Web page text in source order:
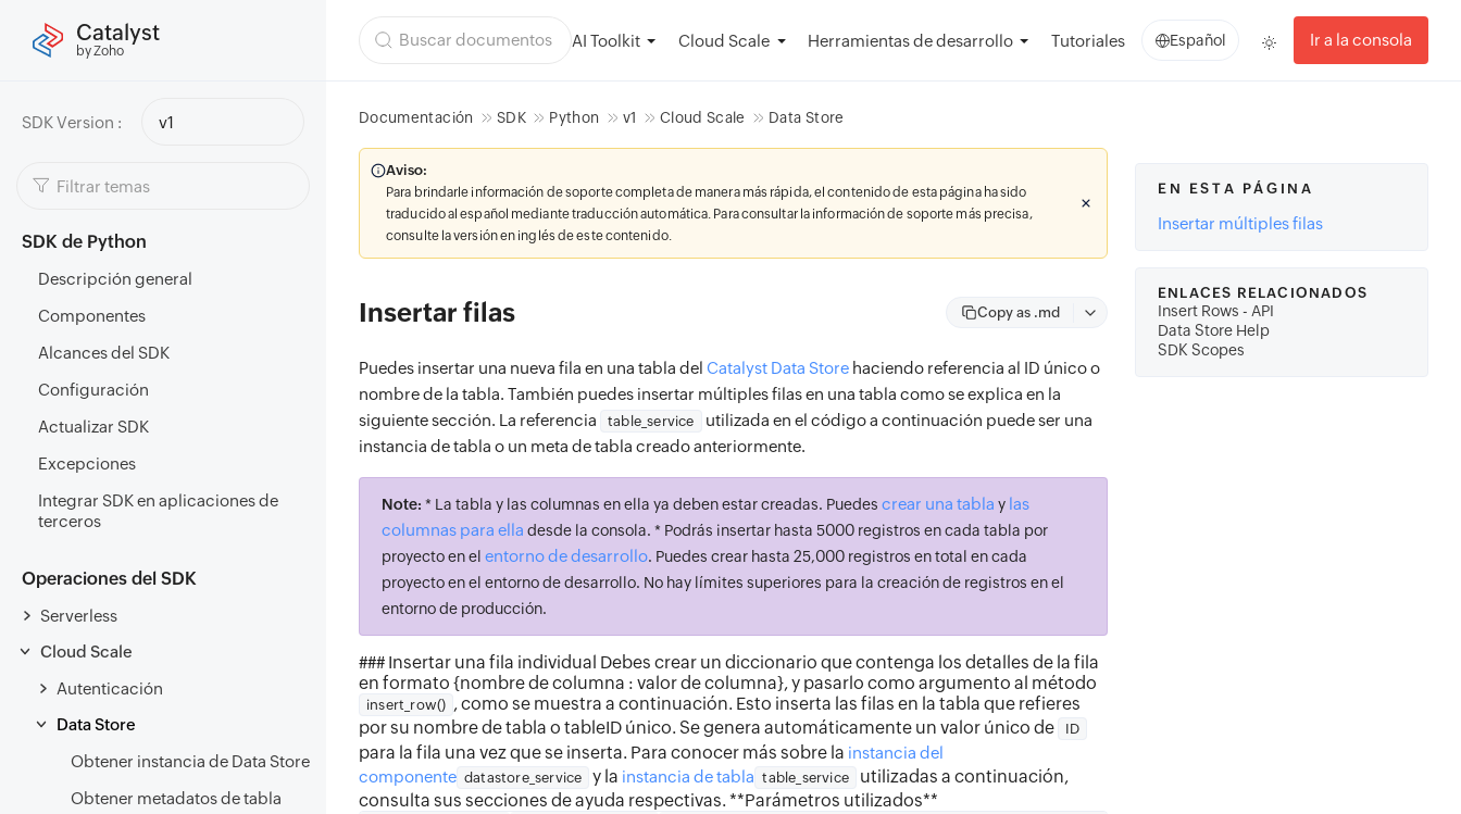
Catalyst
by Zoho
AI Toolkit Cloud Scale Herramientas de desarrollo Tutoriales Español Ir a la consola
SDK Version : v1
SDK de Python
Descripción general
Componentes
Alcances del SDK
Configuración
Actualizar SDK
Excepciones
Integrar SDK en aplicaciones de
terceros
Operaciones del SDK
Serverless
Cloud Scale
Autenticación
Data Store
Obtener instancia de Data Store
Obtener metadatos de tabla
Documentación SDK Python v1 Cloud Scale Data Store
Aviso:
Para brindarle información de soporte completa de manera más rápida, el contenido de esta página ha sido
traducido al español mediante traducción automática. Para consultar la información de soporte más precisa,
consulte la versión en inglés de este contenido.
Insertar filas Copy as .md
Puedes insertar una nueva fila en una tabla del Catalyst Data Store haciendo referencia al ID único o
nombre de la tabla. También puedes insertar múltiples filas en una tabla como se explica en la
siguiente sección. La referencia
table_service
utilizada en el código a continuación puede ser una
instancia de tabla o un meta de tabla creado anteriormente.
Note: * La tabla y las columnas en ella ya deben estar creadas. Puedes crear una tabla y las
columnas para ella desde la consola. * Podrás insertar hasta 5000 registros en cada tabla por
proyecto en el entorno de desarrollo. Puedes crear hasta 25,000 registros en total en cada
proyecto en el entorno de desarrollo. No hay límites superiores para la creación de registros en el
entorno de producción.
### Insertar una fila individual Debes crear un diccionario que contenga los detalles de la fila
en formato {nombre de columna : valor de columna}, y pasarlo como argumento al método
insert_row() , como se muestra a continuación. Esto inserta las filas en la tabla que refieres
por su nombre de tabla o tableID único. Se genera automáticamente un valor único de
ID
para la fila una vez que se inserta. Para conocer más sobre la instancia del
componente datastore_service y la instancia de tabla table_service
utilizadas a continuación,
consulta sus secciones de ayuda respectivas. **Parámetros utilizados**
EN ESTA PÁGINA
Insertar múltiples filas
ENLACES RELACIONADOS
Insert Rows - API
Data Store Help
SDK Scopes